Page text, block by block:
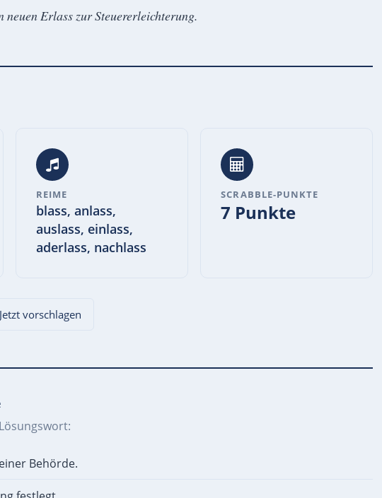
neuen Erlass zur Steuererleichterung.
REIME
blass, anlass,
auslass, einlass,
aderlass, nachlass
SCRABBLE-PUNKTE
7 Punkte
vorschlagen
Behörde.